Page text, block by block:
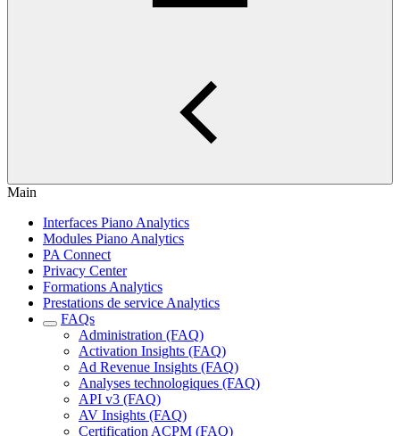
Main
Interfaces Piano Analytics
Modules Piano Analytics
PA Connect
Privacy Center
Formations Analytics
Prestations de service Analytics
FAQs
Administration (FAQ)
Activation Insights (FAQ)
Ad Revenue Insights (FAQ)
Analyses technologiques (FAQ)
API v3 (FAQ)
AV Insights (FAQ)
Certification ACPM (FAQ)